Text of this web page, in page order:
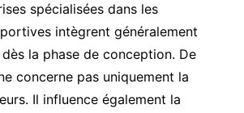
spécialisées dans les
intègrent généralement
la phase de conception. De
concerne pas uniquement la
Il influence également la